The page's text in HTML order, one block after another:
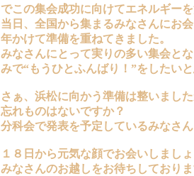
でこの集会成功に向けてエネルギー
当日、全国から集まるみなさんにお
年かけて準備を重ねてきました。
みなさんにとって実りの多い集会と
みで“もうひとふんばり！”をしたい
さぁ、浜松に向かう準備は整いまし
忘れものはないですか？
分科会で発表を予定しているみなさ
１８日から元気な顔でお会いしまし
みなさんのお越しをお待ちしており